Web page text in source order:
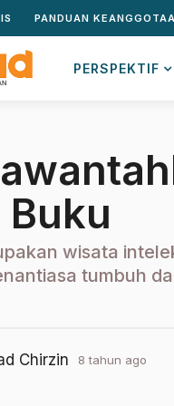
PANDUAN
PERSPEKTIF
wisata
tumbuh
Chirzin 8 tahun ago